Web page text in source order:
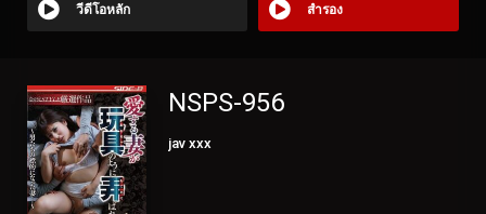
วีดีโอหลัก สำรอง
NSPS-956
jav xxx